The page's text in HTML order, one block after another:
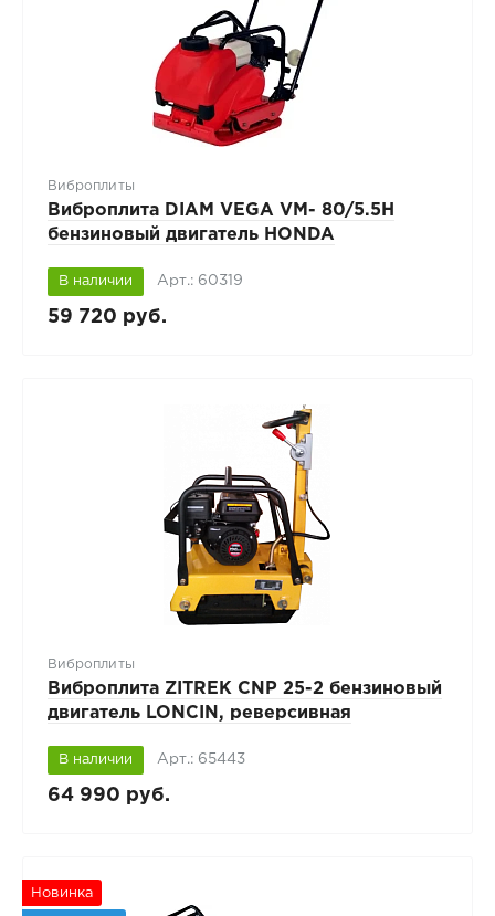
Виброплиты
Виброплита DIAM VEGA VM- 80/5.5H
бензиновый двигатель HONDA
В наличии Арт.: 60319
59 720 руб.
Виброплиты
Виброплита ZITREK CNP 25-2 бензиновый
двигатель LONCIN, реверсивная
В наличии Арт.: 65443
64 990 руб.
Новинка